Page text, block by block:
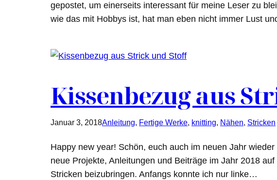
gepostet, um einerseits interessant für meine Leser zu
wie das mit Hobbys ist, hat man eben nicht immer Lust
Kissenbezug aus
Januar 3, 2018Anleitung, Fertige Werke, knitting, Nähen, Stricken
Happy new year! Schön, euch auch im neuen Jahr
neue Projekte, Anleitungen und Beiträge im Jahr 2018
Stricken beizubringen. Anfangs konnte ich nur linke…